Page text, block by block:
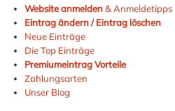
Website anmelden& Anmeldetipps
Eintrag ändern / Eintrag löschen
Neue Einträge
Die Top Einträge
Premiumeintrag Vorteile
Zahlungsarten
Unser Blog